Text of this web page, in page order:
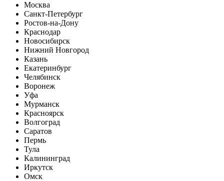
Москва
Санкт-Петербург
Ростов-на-Дону
Краснодар
Новосибирск
Нижний Новгород
Казань
Екатеринбург
Челябинск
Воронеж
Уфа
Мурманск
Красноярск
Волгоград
Саратов
Пермь
Тула
Калининград
Иркутск
Омск